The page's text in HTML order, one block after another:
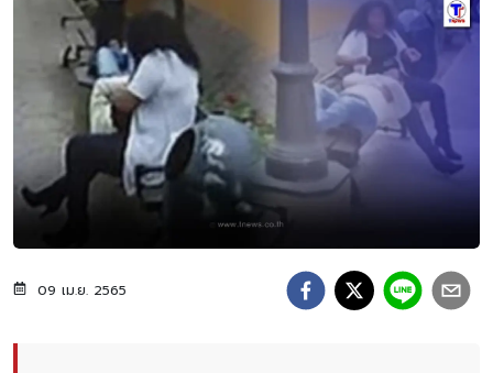
09 เม.ย. 2565